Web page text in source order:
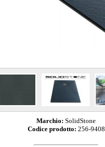
Marchio: SolidStone
Codice prodotto: 256-9408